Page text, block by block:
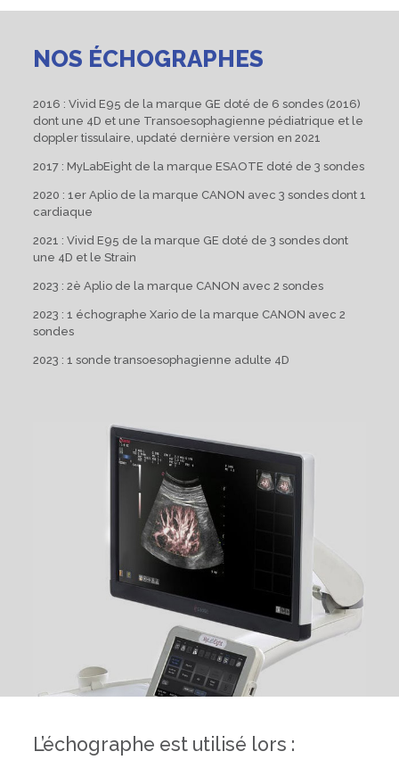
NOS ÉCHOGRAPHES
2016 : Vivid E95 de la marque GE doté de 6 sondes (2016)
dont une 4D et une Transoesophagienne pédiatrique et le
doppler tissulaire, updaté dernière version en 2021
2017 : MyLabEight de la marque ESAOTE doté de 3 sondes
2020 : 1er Aplio de la marque CANON avec 3 sondes dont 1
cardiaque
2021 : Vivid E95 de la marque GE doté de 3 sondes dont
une 4D et le Strain
2023 : 2è Aplio de la marque CANON avec 2 sondes
2023 : 1 échographe Xario de la marque CANON avec 2
sondes
2023 : 1 sonde transoesophagienne adulte 4D
L’échographe est utilisé lors :